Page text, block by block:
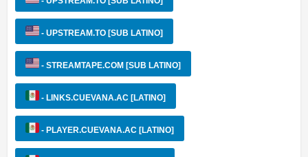
- UPSTREAM.TO [SUB LATINO]
- STREAMTAPE.COM [SUB LATINO]
- LINKS.CUEVANA.AC [LATINO]
- PLAYER.CUEVANA.AC [LATINO]